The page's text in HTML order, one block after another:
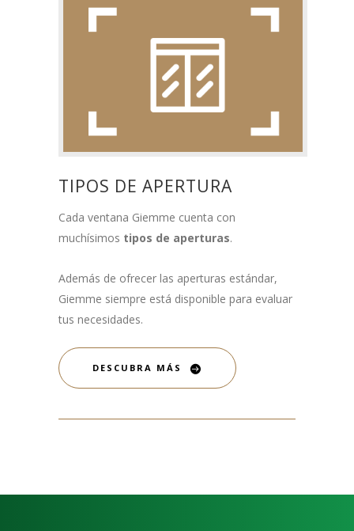
TIPOS DE APERTURA
Cada ventana Giemme cuenta con
muchísimos tipos de aperturas.
Además de ofrecer las aperturas estándar,
Giemme siempre está disponible para evaluar
tus necesidades.
DESCUBRA MÁS